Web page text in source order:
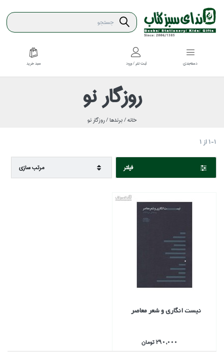
دسته‌بندي ثبت نام / ورود سبد خريد
روزگار نو
خانه /برندها /روزگار نو
1-1از 1
فيلتر مرتب سازي
نيست انگاري و شعر معاصر
290,000 تومان